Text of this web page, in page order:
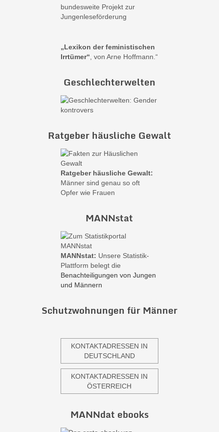
bundesweite Projekt zur
Jungenleseförderung
„Lexikon der feministischen
Irrtümer“ , von Arne Hoffmann.“
Geschlechterwelten
Ratgeber häusliche Gewalt
Ratgeber häusliche Gewalt:
Männer sind genau so oft
Opfer wie Frauen
MANNstat
MANNstat: Unsere Statistik-
Plattform belegt die
Benachteiligungen von Jungen
und Männern
Schutzwohnungen für Männer
KONTAKTADRESSEN IN
DEUTSCHLAND
KONTAKTADRESSEN IN
ÖSTERREICH
MANNdat ebooks